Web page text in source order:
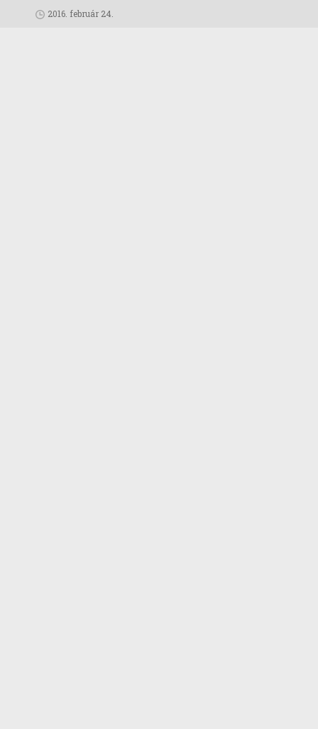
2016. február 24.